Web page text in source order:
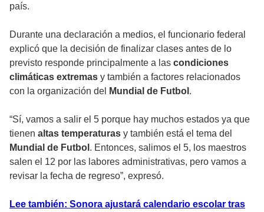
país.
Durante una declaración a medios, el funcionario federal
explicó que la decisión de finalizar clases antes de lo
previsto responde principalmente a las condiciones
climáticas extremas y también a factores relacionados
con la organización del
Mundial de Futbol .
“Sí, vamos a salir el 5 porque hay muchos estados ya que
tienen altas temperaturas y también está el tema del
Mundial de Futbol . Entonces, salimos el 5, los maestros
salen el 12 por las labores administrativas, pero vamos a
revisar la fecha de regreso”, expresó.
Lee también: Sonora ajustará calendario escolar tras